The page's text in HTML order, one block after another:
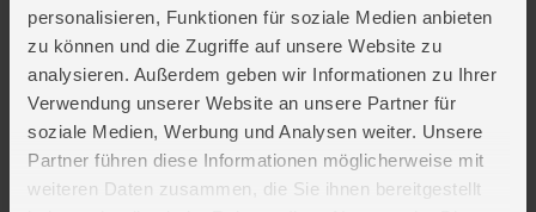
personalisieren, Funktionen für soziale Medien anbieten
zu können und die Zugriffe auf unsere Website zu
analysieren. Außerdem geben wir Informationen zu Ihrer
Verwendung unserer Website an unsere Partner für
soziale Medien, Werbung und Analysen weiter. Unsere
Partner führen diese Informationen möglicherweise mit
weiteren Daten zusammen, die Sie ihnen bereitgestellt
Artikelmerkmale
Farbe
GRÜN, GELB, BLAU, ROT
Material
Holz
Anzahl Teile
1